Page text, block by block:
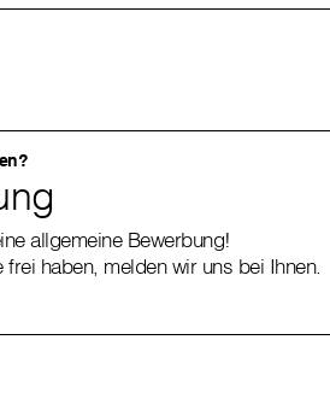
allgemeine Bewerbung!
haben, melden wir uns bei Ihnen.